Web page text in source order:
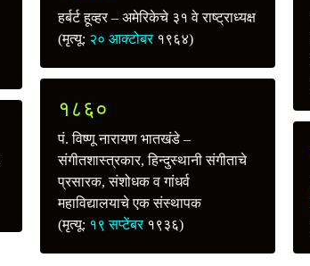
हर्बर्ट हूव्हर – अमेरिकेचे ३१ वे राष्ट्राध्यक्ष
(मृत्यू: २० आक्टोबर१९६४)
१८६०
पं. विष्णू नारायण भातखंडे –
संगीतशास्त्रकार, हिन्दुस्थानी संगीताचे
प्रसारक, संशोधक व गांधर्व
महाविद्यालयाचे एक संस्थापक
(मृत्यू: १९ सप्टेंबर१९३६)